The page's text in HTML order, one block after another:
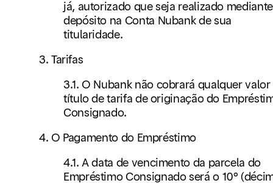
já, autorizado que seja realizado mediante
depósito na Conta Nubank de sua
titularidade.
3. Tarifas
3.1. O Nubank não cobrará qualquer valor
título de tarifa de originação do
Consignado.
4. O Pagamento do Empréstimo
4.1. A data de vencimento da parcela do
Empréstimo Consignado será o 10°